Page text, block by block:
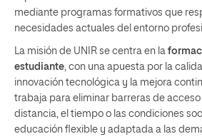
mediante programas formativos que
necesidades actuales del entorno
La misión de UNIR se centra en la
estudiante , con una apuesta por la
innovación tecnológica y la mejora
trabaja para eliminar barreras de
distancia, el tiempo o las condiciones
educación flexible y adaptada a las